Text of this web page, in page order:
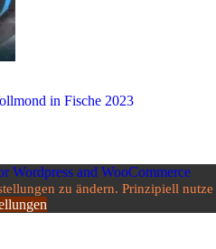
in Fische 2023
zu ändern. Prinzipiell nutze